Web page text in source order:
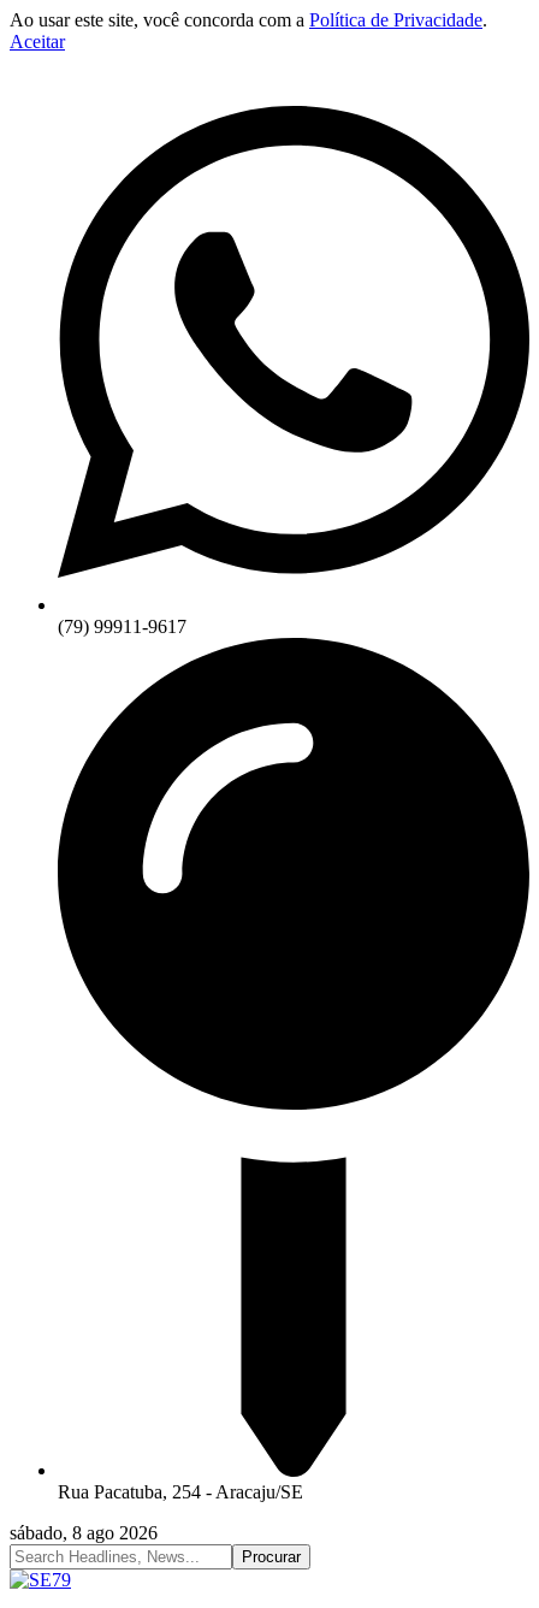
Ao usar este site, você concorda com a Política de Privacidade.
Aceitar
(79) 99911-9617
Rua Pacatuba, 254 - Aracaju/SE
sábado, 8 ago 2026